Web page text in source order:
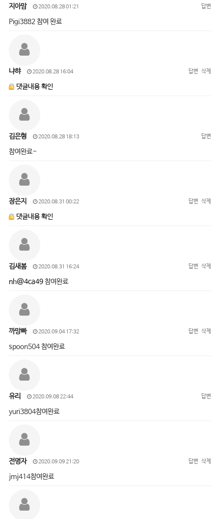
지아맘 2020.08.28 01:21 답변
Pigi3882 참여 완료
냐햐 2020.08.28 16:04 답변 삭제
댓글내용 확인
김은형 2020.08.28 18:13 답변
참여완료~
장은지 2020.08.31 00:22 답변 삭제
댓글내용 확인
김새봄 2020.08.31 16:24 답변 삭제
nh@4ca49참여완료
까망빠 2020.09.04 17:32 답변 삭제
spoon504 참여완료
유리 2020.09.08 22:44 답변
yuri3804참여완료
전명자 2020.09.09 21:20 답변 삭제
jmj414참여완료